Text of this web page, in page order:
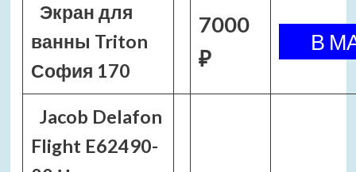
Экран для
ванны Triton
София 170
7000
₽
Jacob Delafon
Flight E62490-